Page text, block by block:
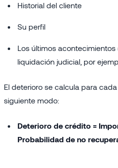
Historial del cliente
Su perfil
Los últimos
liquidación judicial, por
El deterioro se calcula para
siguiente modo:
Deterioro de crédito =
Probabilidad de no